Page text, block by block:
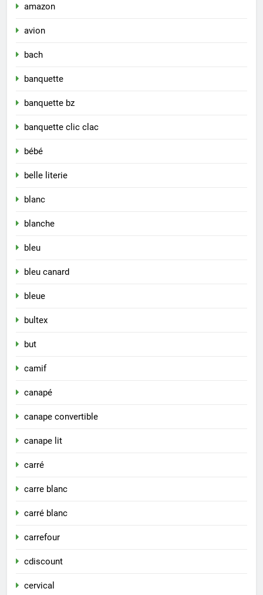
amazon
avion
bach
banquette
banquette bz
banquette clic clac
bébé
belle literie
blanc
blanche
bleu
bleu canard
bleue
bultex
but
camif
canapé
canape convertible
canape lit
carré
carre blanc
carré blanc
carrefour
cdiscount
cervical